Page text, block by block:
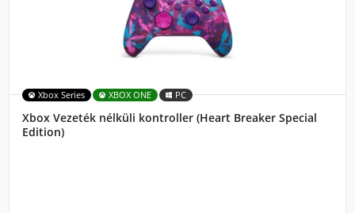
Xbox Series XBOX ONE PC
Xbox Vezeték nélküli kontroller (Heart Breaker Special
Edition)